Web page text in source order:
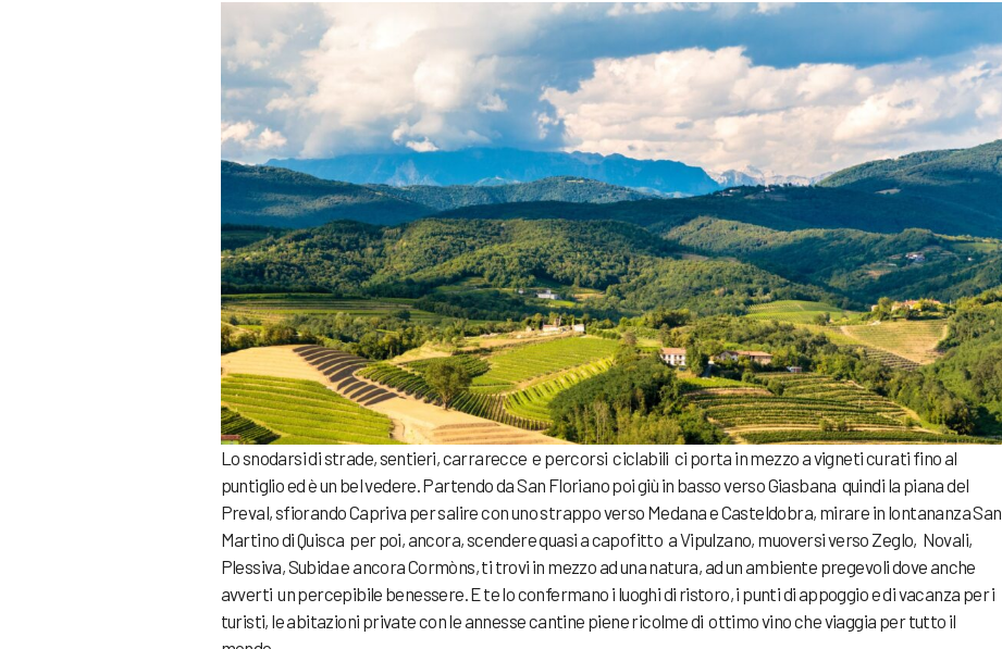
Lo snodarsi di strade, sentieri, carrarecce e percorsi ciclabili ci porta in mezzo a vigneti curati fino al
puntiglio ed è un bel vedere. Partendo da San Floriano poi giù in basso verso Giasbana quindi la piana del
Preval, sfiorando Capriva per salire con uno strappo verso Medana e Casteldobra, mirare in lontananza San
Martino di Quisca per poi, ancora, scendere quasi a capofitto a Vipulzano, muoversi verso Zeglo, Novali,
Plessiva, Subida e ancora Cormòns, ti trovi in mezzo ad una natura, ad un ambiente pregevoli dove anche
avverti un percepibile benessere. E te lo confermano i luoghi di ristoro, i punti di appoggio e di vacanza per i
turisti, le abitazioni private con le annesse cantine piene ricolme di ottimo vino che viaggia per tutto il